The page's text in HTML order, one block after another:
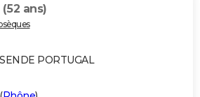
(52 ans)
PORTUGAL